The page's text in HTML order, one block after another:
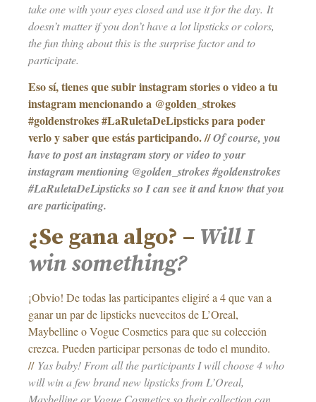
take one with your eyes closed and use it for the day. It
doesn’t matter if you don’t have a lot lipsticks or colors,
the fun thing about this is the surprise factor and to
participate.
Eso sí, tienes que subir instagram stories o video a tu
instagram mencionando a @golden_strokes
#goldenstrokes #LaRuletaDeLipsticks para poder
verlo y saber que estás participando. //Of course, you
have to post an instagram story or video to your
instagram mentioning @golden_strokes #goldenstrokes
#LaRuletaDeLipsticks so I can see it and know that you
are participating.
¿Se gana algo? – Will I
win something?
¡Obvio! De todas las participantes eligiré a 4 que van a
ganar un par de lipsticks nuevecitos de L’Oreal,
Maybelline o Vogue Cosmetics para que su colección
crezca. Pueden participar personas de todo el mundito.
// Yas baby! From all the participants I will choose 4 who
will win a few brand new lipsticks from L’Oreal,
Maybelline or Vogue Cosmetics so their collection can